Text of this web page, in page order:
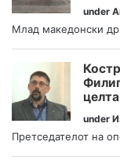
under
Млад македонски
under
Претседателот на